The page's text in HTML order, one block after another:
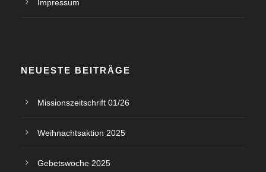
Impressum
NEUESTE BEITRÄGE
Missionszeitschrift 01/26
Weihnachtsaktion 2025
Gebetswoche 2025